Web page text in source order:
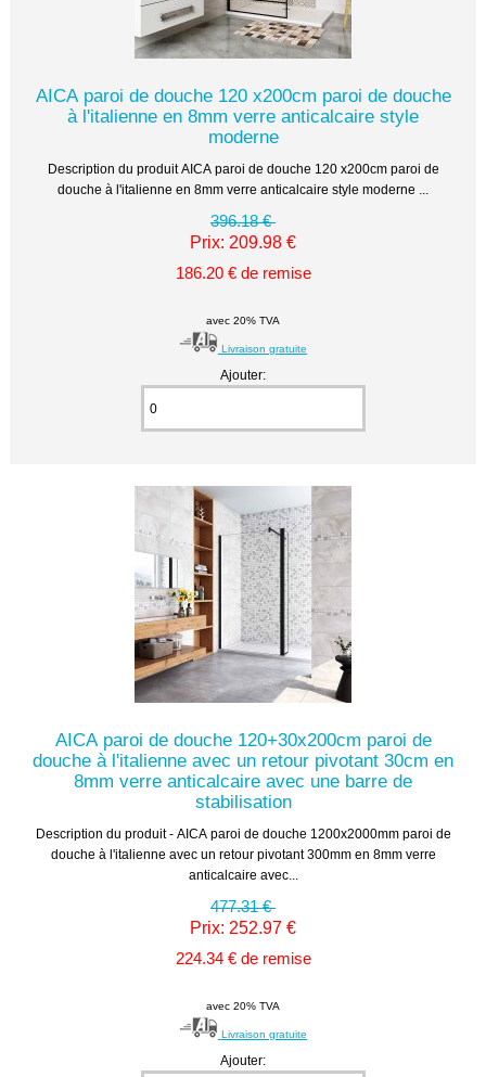
AICA paroi de douche 120 x200cm paroi de douche
à l'italienne en 8mm verre anticalcaire style
moderne
Description du produit AICA paroi de douche 120 x200cm paroi de
douche à l'italienne en 8mm verre anticalcaire style moderne ...
396.18 €
Prix: 209.98 €
186.20 € de remise
avec 20% TVA
Livraison gratuite
Ajouter:
AICA paroi de douche 120+30x200cm paroi de
douche à l'italienne avec un retour pivotant 30cm en
8mm verre anticalcaire avec une barre de
stabilisation
Description du produit - AICA paroi de douche 1200x2000mm paroi de
douche à l'italienne avec un retour pivotant 300mm en 8mm verre
anticalcaire avec...
477.31 €
Prix: 252.97 €
224.34 € de remise
avec 20% TVA
Livraison gratuite
Ajouter: